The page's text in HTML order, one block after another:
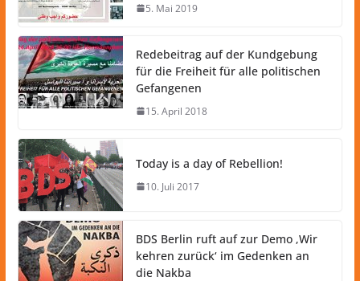
5. Mai 2019
Redebeitrag auf der Kundgebung
für die Freiheit für alle politischen
Gefangenen
15. April 2018
Today is a day of Rebellion!
10. Juli 2017
BDS Berlin ruft auf zur Demo ‚Wir
kehren zurück‘ im Gedenken an
die Nakba